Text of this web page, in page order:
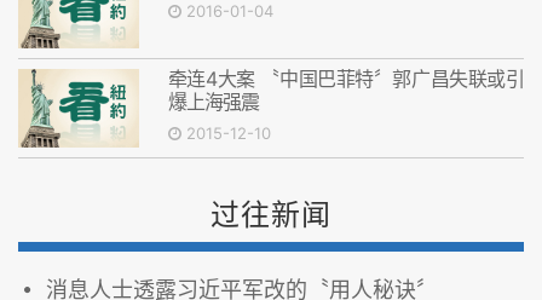
2016-01-04
牵连4大案 〝中国巴菲特〞郭广昌失联或引
爆上海强震
2015-12-10
过往新闻
消息人士透露习近平军改的〝用人秘诀〞